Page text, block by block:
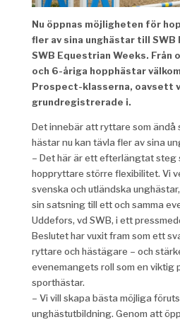
Nu öppnas möjligheten för
fler av sina unghästar till
SWB Equestrian Weeks. Från
och 6-åriga hopphästar
Prospect-klasserna, oavsett
grundregistrerade i.
Det innebär att ryttare som ändå
hästar nu kan tävla fler av sina
– Det här är ett efterlängtat steg
hoppryttare större flexibilitet. Vi
svenska och utländska
sin satsning till ett och samma
Uddefors, vd SWB, i ett
Beslutet har vuxit fram som ett
ryttare och hästägare – och
evenemangets roll som en viktig
sporthästar.
– Vi vill skapa bästa möjliga
unghästutbildning. Genom att